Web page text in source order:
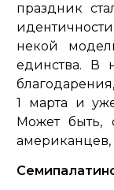
праздник
некой
единства. В
1 марта и
Может быть,
американцев,